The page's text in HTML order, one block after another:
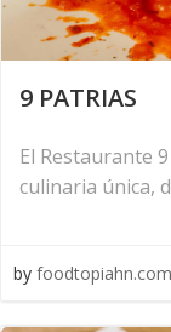
9 PATRIAS
El Restaurante
culinaria única,
by foodtopiahn.com